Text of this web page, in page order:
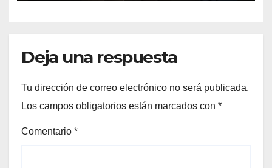
Deja una respuesta
Tu dirección de correo electrónico no será publicada.
Los campos obligatorios están marcados con *
Comentario *